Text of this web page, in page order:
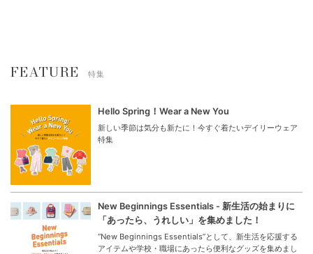
FEATURE 特集
Hello Spring！Wear a New You
新しい季節は気分も新たに！今すぐ着たいデイリーウェア
特集
New Beginnings Essentials - 新生活の始まりに
「あったら、うれしい」を集めました！
“New Beginnings Essentials”として、新生活を応援する
アイテムや学校・職場にあったら便利なグッズを集めまし